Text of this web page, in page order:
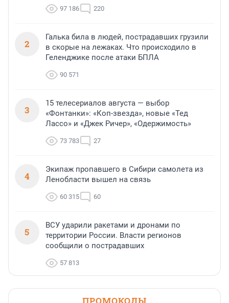
97 186 220
2
Галька била в людей, пострадавших грузили
в скорые на лежаках. Что происходило в
Геленджике после атаки БПЛА
90 571
3
15 телесериалов августа — выбор
«Фонтанки»: «Коп-звезда», новые «Тед
Лассо» и «Джек Ричер», «Одержимость»
73 783 27
4
Экипаж пропавшего в Сибири самолета из
Ленобласти вышел на связь
60 315 60
5
ВСУ ударили ракетами и дронами по
территории России. Власти регионов
сообщили о пострадавших
57 813